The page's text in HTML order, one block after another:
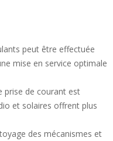
peut être effectuée
mise en service optimale
prise de courant est
et solaires offrent plus
des mécanismes et